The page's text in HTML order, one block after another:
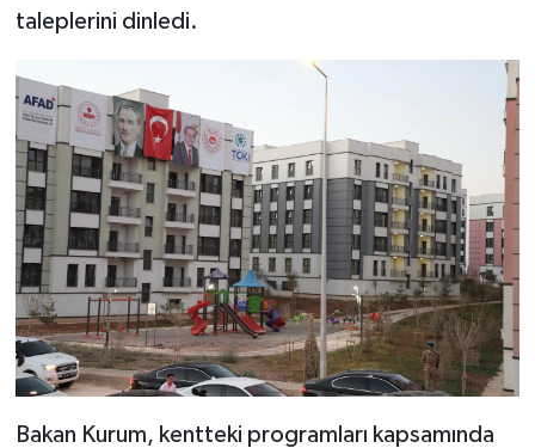
taleplerini dinledi.
Bakan Kurum, kentteki programları kapsamında